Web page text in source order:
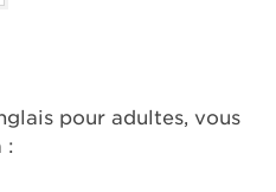
pour adultes, vous
: